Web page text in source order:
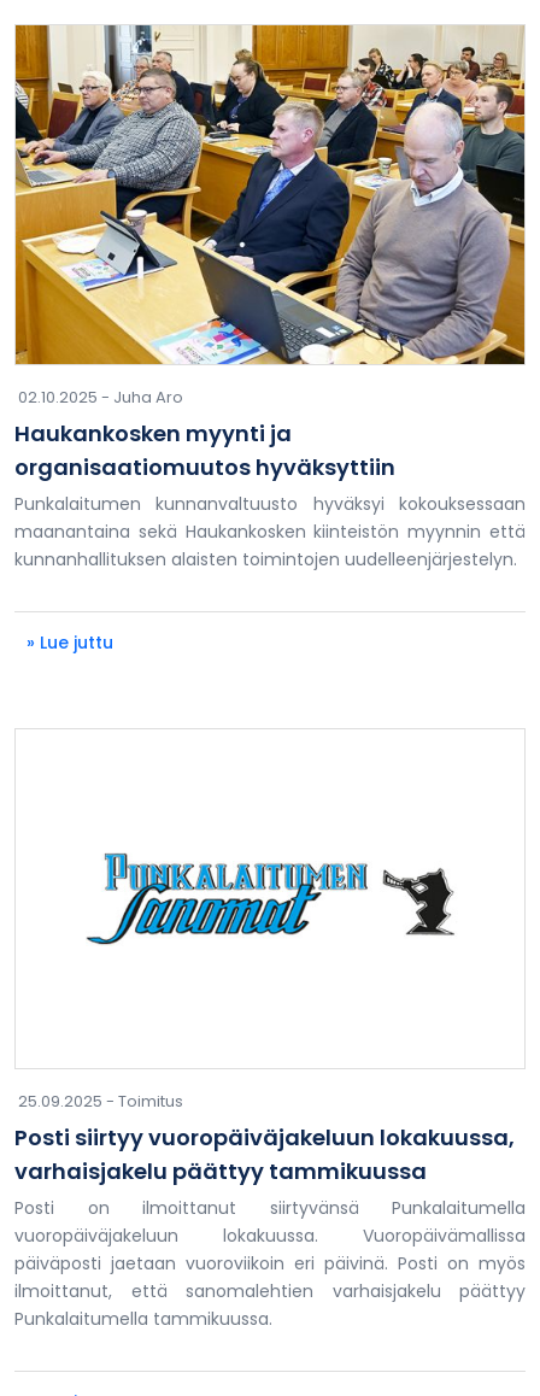
02.10.2025 - Juha Aro
Haukankosken myynti ja
organisaatiomuutos hyväksyttiin
Punkalaitumen kunnanvaltuusto hyväksyi kokouksessaan
maanantaina sekä Haukankosken kiinteistön myynnin että
kunnanhallituksen alaisten toimintojen uudelleenjärjestelyn.
» Lue juttu
25.09.2025 - Toimitus
Posti siirtyy vuoropäiväjakeluun lokakuussa,
varhaisjakelu päättyy tammikuussa
Posti on ilmoittanut siirtyvänsä Punkalaitumella
vuoropäiväjakeluun lokakuussa. Vuoropäivämallissa
päiväposti jaetaan vuoroviikoin eri päivinä. Posti on myös
ilmoittanut, että sanomalehtien varhaisjakelu päättyy
Punkalaitumella tammikuussa.